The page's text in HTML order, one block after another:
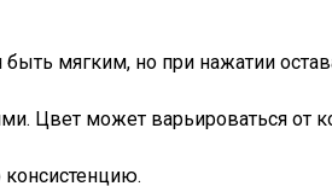
мягким, но при нажатии
Цвет может варьироваться от